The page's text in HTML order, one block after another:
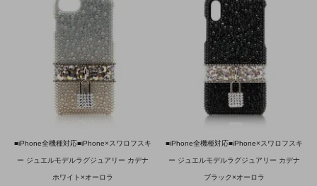
■iPhone全機種対応■iPhone×スワロフスキ
ー ジュエルモデルラグジュアリー カデナ
ホワイト×オーロラ
■iPhone全機種対応■iPhone×スワロフスキ
ー ジュエルモデルラグジュアリー カデナ
ブラック×オーロラ